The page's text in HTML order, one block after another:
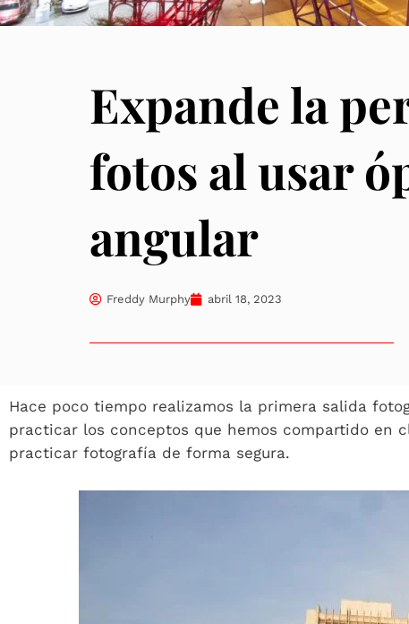
Expande la
fotos al usar
angular
Freddy Murphy abril 18, 2023
Hace poco tiempo realizamos la primera salida
practicar los conceptos que hemos compartido en
practicar fotografía de forma segura.